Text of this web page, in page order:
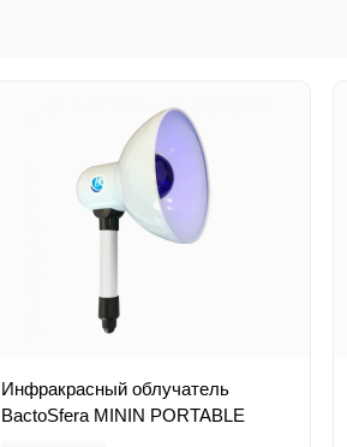
Инфракрасный облучатель
BactoSfera MININ PORTABLE